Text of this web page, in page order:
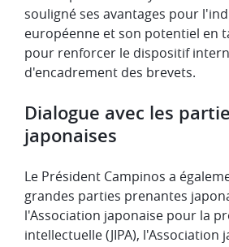
souligné ses avantages pour
européenne et son potentiel en
pour renforcer le dispositif
d'encadrement des brevets.
Dialogue avec les
japonaises
Le Président Campinos a
grandes parties prenantes
l'Association japonaise pour la
intellectuelle (JIPA), l'Association